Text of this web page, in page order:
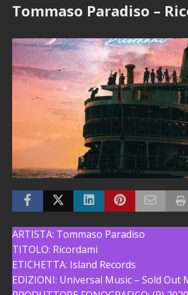
Tommaso Paradiso –
ARTISTA: Tommaso Paradiso
TITOLO: Ricordami
ETICHETTA: Island Records
EDIZIONI: Universal Music – Sold Out